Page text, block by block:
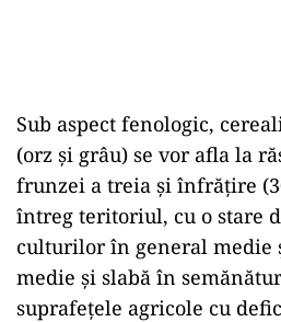
Sub aspect fenologic,
(orz şi grâu) se vor afla la
frunzei a treia şi înfrăţire
întreg teritoriul, cu o stare
culturilor în general medie
medie şi slabă în
suprafeţele agricole cu